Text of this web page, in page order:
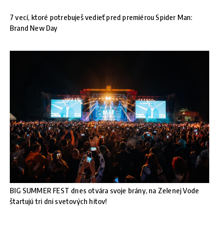
7 vecí, ktoré potrebuješ vedieť pred premiérou Spider Man:
Brand New Day
BIG SUMMER FEST dnes otvára svoje brány, na Zelenej Vode
štartujú tri dni svetových hitov!